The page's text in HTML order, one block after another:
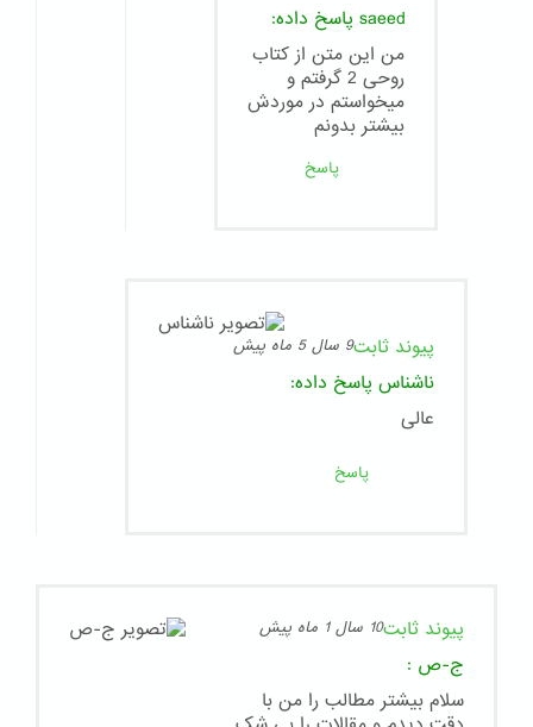
saeed پاسخ داده:
من این متن از کتاب
روحی 2 گرفتم و
میخواستم در موردش
بیشتر بدونم
پاسخ
پیوند ثابت9 سال 5 ماه پیش
ناشناس پاسخ داده:
عالى
پاسخ
پیوند ثابت10 سال 1 ماه پیش
ج-ص :
سلام بیشتر مطالب را من با